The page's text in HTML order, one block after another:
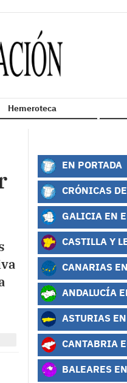
Hemeroteca
EN PORTADA
CRÓNICAS
GALICIA EN
CASTILLA Y
CANARIAS
ANDALUCÍA
ASTURIAS
CANTABRIA
BALEARES